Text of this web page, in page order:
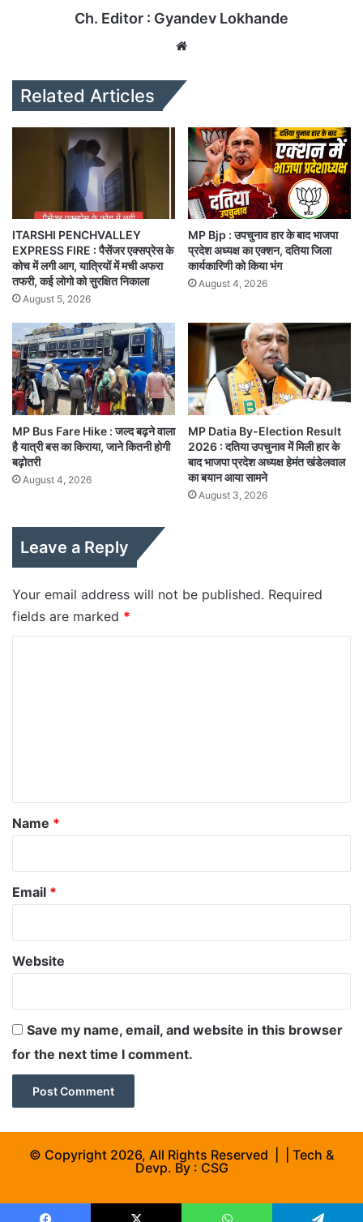
Ch. Editor : Gyandev Lokhande
Related Articles
ITARSHI PENCHVALLEY
EXPRESS FIRE : पैसेंजर एक्सप्रेस के
कोच में लगी आग, यात्रियों में मची अफरा
तफरी, कई लोगो को सुरक्षित निकाला
August 5, 2026
MP Bjp : उपचुनाव हार के बाद भाजपा
प्रदेश अध्यक्ष का एक्शन, दतिया जिला
कार्यकारिणी को किया भंग
August 4, 2026
MP Bus Fare Hike : जल्द बढ़ने वाला
है यात्री बस का किराया, जाने कितनी होगी
बढ़ोतरी
August 4, 2026
MP Datia By-Election Result
2026 : दतिया उपचुनाव में मिली हार के
बाद भाजपा प्रदेश अध्यक्ष हेमंत खंडेलवाल
का बयान आया सामने
August 3, 2026
Leave a Reply
Your email address will not be published. Required
fields are marked *
*
Name *
Email *
Website
Save my name, email, and website in this browser
for the next time I comment.
© Copyright 2026, All Rights Reserved | | Tech &
Devp. By : CSG